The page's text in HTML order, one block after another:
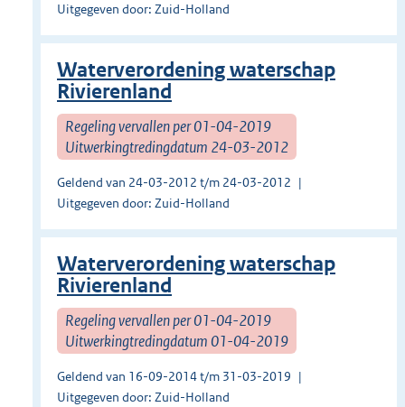
Uitgegeven door: Zuid-Holland
Waterverordening waterschap
Rivierenland
Regeling vervallen per 01-04-2019
Uitwerkingtredingdatum 24-03-2012
Geldend van 24-03-2012 t/m 24-03-2012
Uitgegeven door: Zuid-Holland
Waterverordening waterschap
Rivierenland
Regeling vervallen per 01-04-2019
Uitwerkingtredingdatum 01-04-2019
Geldend van 16-09-2014 t/m 31-03-2019
Uitgegeven door: Zuid-Holland